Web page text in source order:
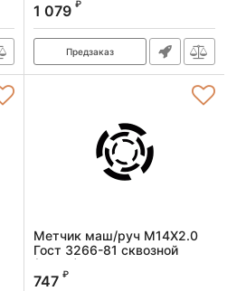
Артикул:
1 079 ₽
Предзаказ
Метчик маш/руч M14X2.0
Гост 3266-81 сквозной
(Р6М5)
Артикул:
747 ₽